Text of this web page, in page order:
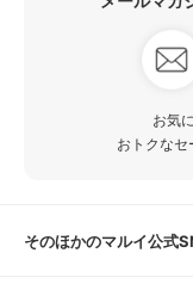
お気
おトクなセ
そのほかのマルイ公式